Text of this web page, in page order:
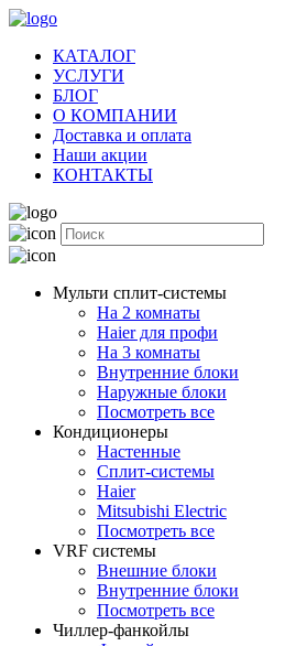
КАТАЛОГ
УСЛУГИ
БЛОГ
О КОМПАНИИ
Доставка и оплата
Наши акции
КОНТАКТЫ
Мульти сплит-системы
На 2 комнаты
Haier для профи
На 3 комнаты
Внутренние блоки
Наружные блоки
Посмотреть все
Кондиционеры
Настенные
Сплит-системы
Haier
Mitsubishi Electric
Посмотреть все
VRF системы
Внешние блоки
Внутренние блоки
Посмотреть все
Чиллер-фанкойлы